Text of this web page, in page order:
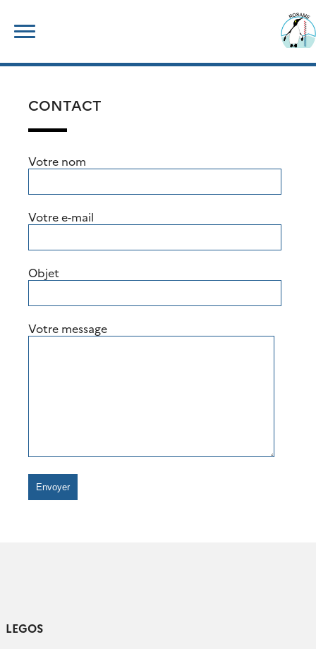
content
CONTACT
Votre nom
Votre e-mail
Objet
Votre message
LEGOS